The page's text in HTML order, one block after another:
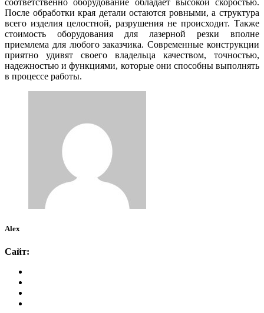
После обработки края детали остаются ровными, а структура
всего изделия целостной, разрушения не происходит. Также
стоимость оборудования для лазерной резки вполне
приемлема для любого заказчика. Современные конструкции
приятно удивят своего владельца качеством, точностью,
надежностью и функциями, которые они способны выполнять
в процессе работы.
Alex
Сайт: